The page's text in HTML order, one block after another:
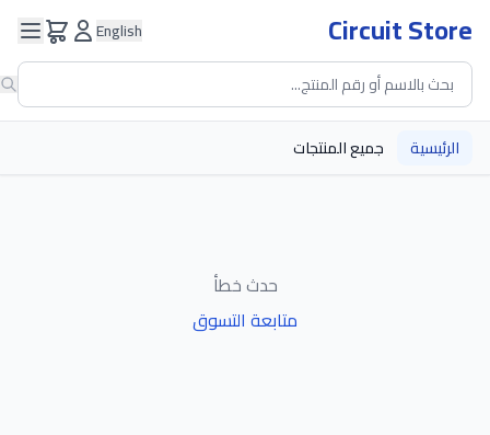
Circuit Store
English
الرئيسية جميع المنتجات
حدث خطأ
متابعة التسوق